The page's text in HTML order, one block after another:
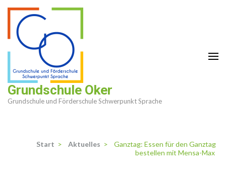
Zum
Inhalt
springen
(Enter
Grundschule Oker
Grundschule und Förderschule Schwerpunkt Sprache
Start > Aktuelles >
Ganztag: Essen für den Ganztag
bestellen mit Mensa-Max